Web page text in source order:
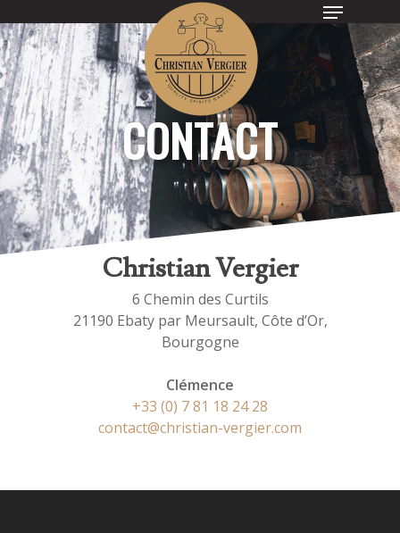
Hit enter to search or ESC to close
CONTACT
Christian Vergier
6 Chemin des Curtils
21190 Ebaty par Meursault, Côte d’Or,
Bourgogne
Clémence
+33 (0) 7 81 18 24 28
contact@christian-vergier.com
Accueil